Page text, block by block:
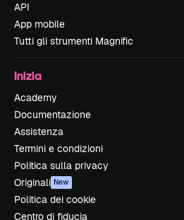
API
App mobile
Tutti gli strumenti Magnific
Inizia
Academy
Documentazione
Assistenza
Termini e condizioni
Politica sulla privacy
Originali New
Politica dei cookie
Centro di fiducia